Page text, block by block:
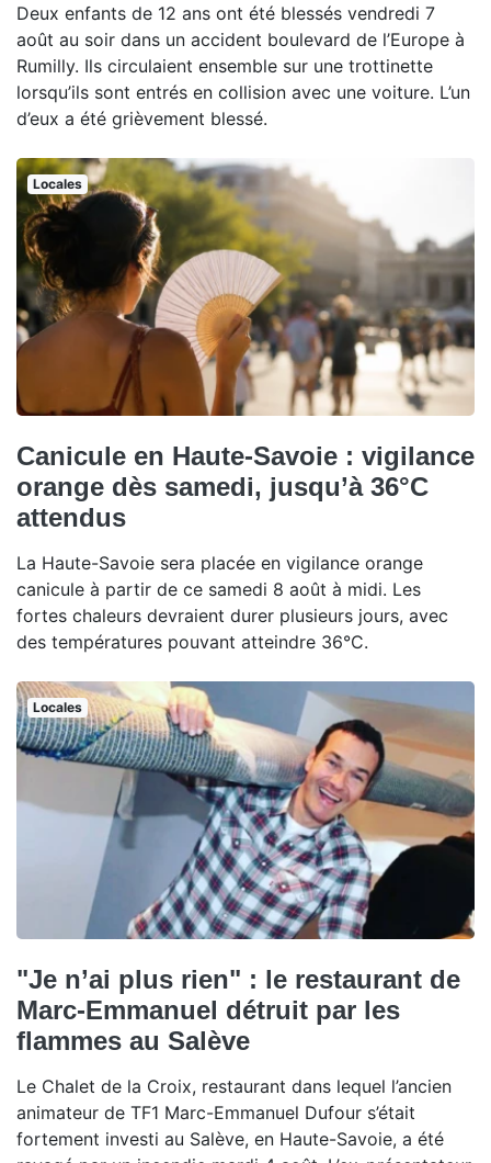
Deux enfants de 12 ans ont été blessés vendredi 7
août au soir dans un accident boulevard de l’Europe à
Rumilly. Ils circulaient ensemble sur une trottinette
lorsqu’ils sont entrés en collision avec une voiture. L’un
d’eux a été grièvement blessé.
Locales
Canicule en Haute-Savoie : vigilance
orange dès samedi, jusqu’à 36°C
attendus
La Haute-Savoie sera placée en vigilance orange
canicule à partir de ce samedi 8 août à midi. Les
fortes chaleurs devraient durer plusieurs jours, avec
des températures pouvant atteindre 36°C.
Locales
"Je n’ai plus rien" : le restaurant de
Marc-Emmanuel détruit par les
flammes au Salève
Le Chalet de la Croix, restaurant dans lequel l’ancien
animateur de TF1 Marc-Emmanuel Dufour s’était
fortement investi au Salève, en Haute-Savoie, a été